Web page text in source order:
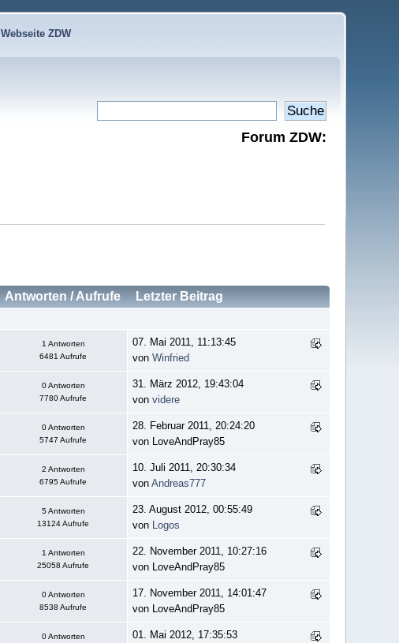
Webseite ZDW
Forum ZDW:
Antworten /Aufrufe Letzter Beitrag
1 Antworten
6481 Aufrufe
07. Mai 2011, 11:13:45
vonWinfried
0 Antworten
7780 Aufrufe
31. März 2012, 19:43:04
vonvidere
0 Antworten
5747 Aufrufe
28. Februar 2011, 20:24:20
von LoveAndPray85
2 Antworten
6795 Aufrufe
10. Juli 2011, 20:30:34
vonAndreas777
5 Antworten
13124 Aufrufe
23. August 2012, 00:55:49
von Logos
1 Antworten
25058 Aufrufe
22. November 2011, 10:27:16
von LoveAndPray85
0 Antworten
8538 Aufrufe
17. November 2011, 14:01:47
von LoveAndPray85
0 Antworten
01. Mai 2012, 17:35:53